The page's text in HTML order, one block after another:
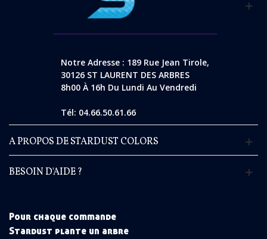
Notre Adresse : 189 Rue Jean Tirole,
30126 ST LAURENT DES ARBRES
8h00 À 16h Du Lundi Au Vendredi
Tél: 04.66.50.61.66
A PROPOS DE STARDUST COLORS
BESOIN D'AIDE ?
Pour chaque commande
Stardust plante un arbre